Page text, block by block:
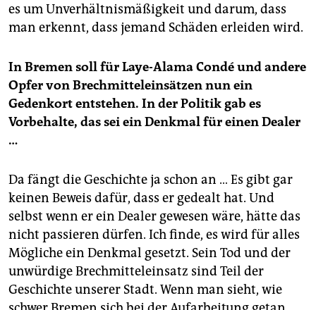
es um Unverhältnismäßigkeit und darum, dass
man erkennt, dass jemand Schäden erleiden wird.
In Bremen soll für Laye-Alama Condé und andere
Opfer von Brechmitteleinsätzen nun ein
Gedenkort entstehen. In der Politik gab es
Vorbehalte, das sei ein Denkmal für einen Dealer
…
Da fängt die Geschichte ja schon an … Es gibt gar
keinen Beweis dafür, dass er gedealt hat. Und
selbst wenn er ein Dealer gewesen wäre, hätte das
nicht passieren dürfen. Ich finde, es wird für alles
Mögliche ein Denkmal gesetzt. Sein Tod und der
unwürdige Brechmitteleinsatz sind Teil der
Geschichte unserer Stadt. Wenn man sieht, wie